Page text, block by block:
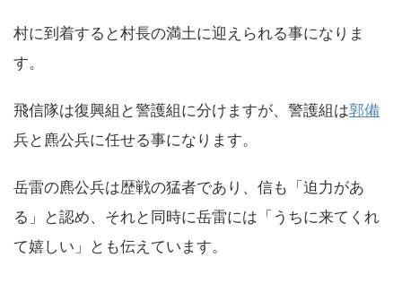
村に到着すると村長の満土に迎えられる事になりま
す。
飛信隊は復興組と警護組に分けますが、警護組は郭備
兵と麃公兵に任せる事になります。
岳雷の麃公兵は歴戦の猛者であり、信も「迫力があ
る」と認め、それと同時に岳雷には「うちに来てくれ
て嬉しい」とも伝えています。